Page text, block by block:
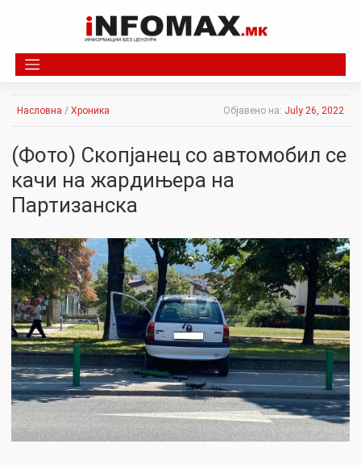
Насловна / Хроника Објавено на: July 26, 2022
(Фото) Скопјанец со автомобил се
качи на жардињера на
Партизанска